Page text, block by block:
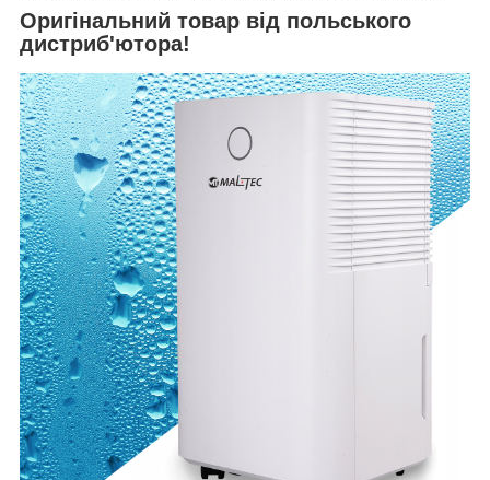
Оригінальний товар від польського
дистриб'ютора!